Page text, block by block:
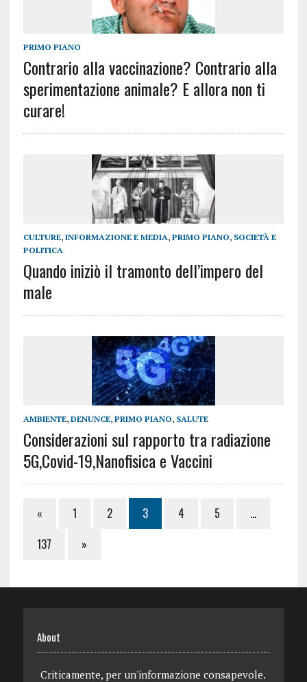
PRIMO PIANO
Contrario alla vaccinazione? Contrario alla
sperimentazione animale? E allora non ti
curare!
CULTURE, INFORMAZIONE E MEDIA, PRIMO PIANO, SOCIETÀ E
POLITICA
Quando iniziò il tramonto dell’impero del
male
AMBIENTE, DENUNCE, PRIMO PIANO, SALUTE
Considerazioni sul rapporto tra radiazione
5G,Covid-19,Nanofisica e Vaccini
« 1 2 3 4 5
…
137
»
About
Criticamente, per un'informazione consapevole.